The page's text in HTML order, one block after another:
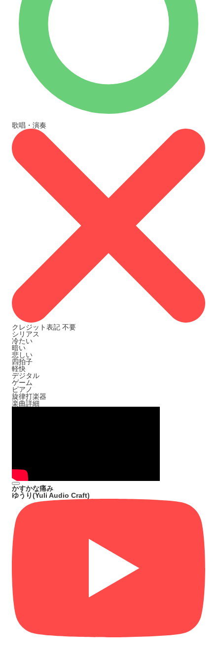
歌唱・演奏
クレジット表記 不要
シリアス
冷たい
暗い
悲しい
四拍子
軽快
デジタル
ゲーム
ピアノ
旋律打楽器
楽曲詳細
かすかな痛み
ゆうり(Yuli Audio Craft)